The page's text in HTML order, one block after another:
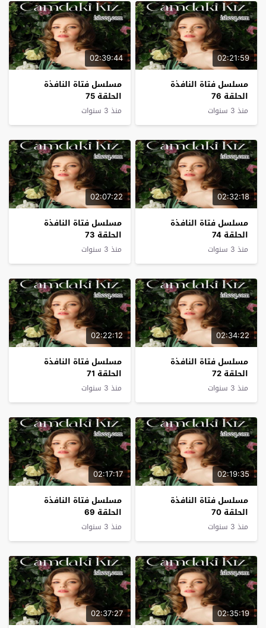
02:21:59
مسلسل فتاة النافذة
الحلقة 76
منذ 3 سنوات
02:39:44
مسلسل فتاة النافذة
الحلقة 75
منذ 3 سنوات
02:32:18
مسلسل فتاة النافذة
الحلقة 74
منذ 3 سنوات
02:07:22
مسلسل فتاة النافذة
الحلقة 73
منذ 3 سنوات
02:34:22
مسلسل فتاة النافذة
الحلقة 72
منذ 3 سنوات
02:22:12
مسلسل فتاة النافذة
الحلقة 71
منذ 3 سنوات
02:19:35
مسلسل فتاة النافذة
الحلقة 70
منذ 3 سنوات
02:17:17
مسلسل فتاة النافذة
الحلقة 69
منذ 3 سنوات
02:35:19
02:37:27